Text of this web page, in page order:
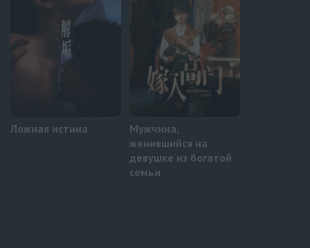
Навечно влюблённые
UAFLIX (украинский)
Ложная истина
Мужчина,
женившийся на
девушке из богатой
семьи